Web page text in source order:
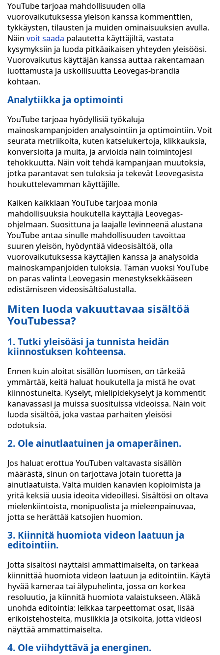
YouTube tarjoaa mahdollisuuden olla
vuorovaikutuksessa yleisön kanssa kommenttien,
tykkäysten, tilausten ja muiden ominaisuuksien avulla.
Näin voit saada palautetta käyttäjiltä, vastata
kysymyksiin ja luoda pitkäaikaisen yhteyden yleisöösi.
Vuorovaikutus käyttäjän kanssa auttaa rakentamaan
luottamusta ja uskollisuutta Leovegas-brändiä
kohtaan.
Analytiikka ja optimointi
YouTube tarjoaa hyödyllisiä työkaluja
mainoskampanjoiden analysointiin ja optimointiin. Voit
seurata metriikoita, kuten katselukertoja, klikkauksia,
konversioita ja muita, ja arvioida näin toimintojesi
tehokkuutta. Näin voit tehdä kampanjaan muutoksia,
jotka parantavat sen tuloksia ja tekevät Leovegasista
houkuttelevamman käyttäjille.
Kaiken kaikkiaan YouTube tarjoaa monia
mahdollisuuksia houkutella käyttäjiä Leovegas-
ohjelmaan. Suosittuna ja laajalle levinneenä alustana
YouTube antaa sinulle mahdollisuuden tavoittaa
suuren yleisön, hyödyntää videosisältöä, olla
vuorovaikutuksessa käyttäjien kanssa ja analysoida
mainoskampanjoiden tuloksia. Tämän vuoksi YouTube
on paras valinta Leovegasin menestyksekkääseen
edistämiseen videosisältöalustalla.
Miten luoda vakuuttavaa sisältöä
YouTubessa?
1. Tutki yleisöäsi ja tunnista heidän
kiinnostuksen kohteensa.
Ennen kuin aloitat sisällön luomisen, on tärkeää
ymmärtää, keitä haluat houkutella ja mistä he ovat
kiinnostuneita. Kyselyt, mielipidekyselyt ja kommentit
kanavassasi ja muissa suosituissa videoissa. Näin voit
luoda sisältöä, joka vastaa parhaiten yleisösi
odotuksia.
2. Ole ainutlaatuinen ja omaperäinen.
Jos haluat erottua YouTuben valtavasta sisällön
määrästä, sinun on tarjottava jotain tuoretta ja
ainutlaatuista. Vältä muiden kanavien kopioimista ja
yritä keksiä uusia ideoita videoillesi. Sisältösi on oltava
mielenkiintoista, monipuolista ja mieleenpainuvaa,
jotta se herättää katsojien huomion.
3. Kiinnitä huomiota videon laatuun ja
editointiin.
Jotta sisältösi näyttäisi ammattimaiselta, on tärkeää
kiinnittää huomiota videon laatuun ja editointiin. Käytä
hyvää kameraa tai älypuhelinta, jossa on korkea
resoluutio, ja kiinnitä huomiota valaistukseen. Äläkä
unohda editointia: leikkaa tarpeettomat osat, lisää
erikoistehosteita, musiikkia ja otsikoita, jotta videosi
näyttää ammattimaiselta.
4. Ole viihdyttävä ja energinen.